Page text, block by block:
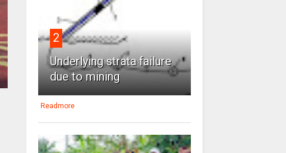
2
Underlying strata failure
due to mining
Readmore